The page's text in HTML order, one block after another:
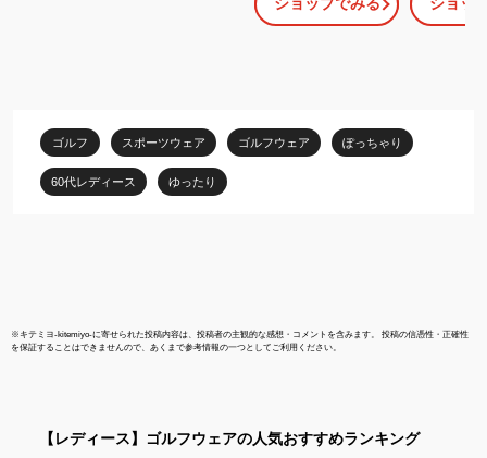
ロゴ ライン 春 夏 春夏
ゆったり オーバーサイ
ショップでみる
半袖フード
ー ルーズパ
ルフウエア
ショッ
ゴルフ スポーツウェア ゴルフウェア ぽっちゃり
60代レディース ゆったり
※キテミヨ-kitemiyo-に寄せられた投稿内容は、投稿者の主観的な感想・コメントを含みます。 投稿の信憑性・正確性
を保証することはできませんので、あくまで参考情報の一つとしてご利用ください。
【レディース】 ゴルフウェアの人気おすすめランキング